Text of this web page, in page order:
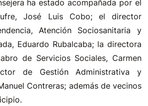
ha estado acompañada por el
José Luis Cobo; el director
Atención Sociosanitaria y
Eduardo Rubalcaba; la directora
de Servicios Sociales, Carmen
de Gestión Administrativa y
Contreras; además de vecinos